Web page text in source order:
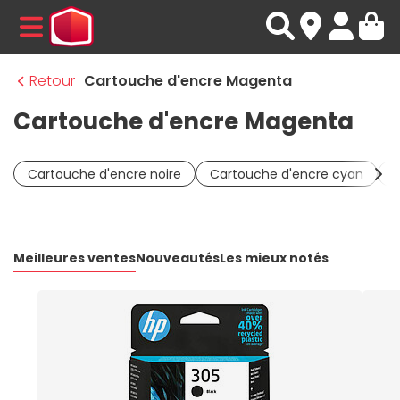
MENU
Retour Cartouche d'encre Magenta
Cartouche d'encre Magenta
Cartouche d'encre noire Cartouche d'encre cyan
Meilleures ventesNouveautésLes mieux notés